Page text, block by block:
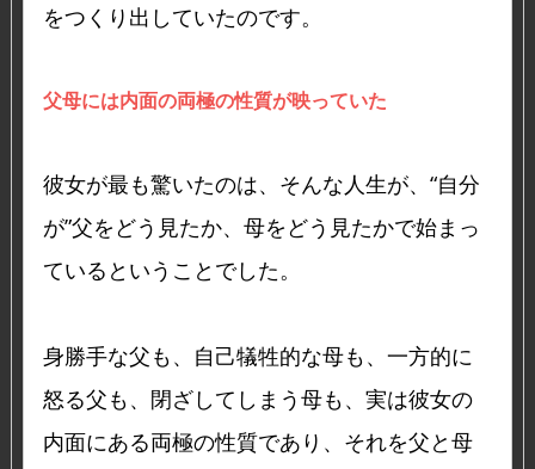
をつくり出していたのです。
父母には内面の両極の性質が映っていた
彼女が最も驚いたのは、そんな人生が、“自分
が”父をどう見たか、母をどう見たかで始まっ
ているということでした。
身勝手な父も、自己犠牲的な母も、一方的に
怒る父も、閉ざしてしまう母も、実は彼女の
内面にある両極の性質であり、それを父と母